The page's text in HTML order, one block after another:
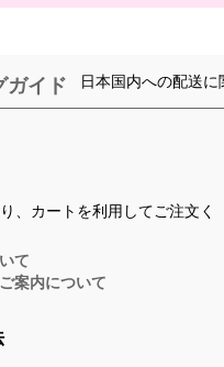
ガイド 日本国内への配送
、カートを利用してご注文く
て
案内について